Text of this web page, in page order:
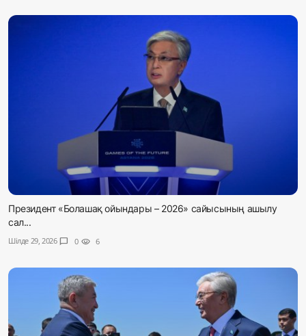
Президент «Болашақ ойындары – 2026» сайысының ашылу
сал...
Шілде 29, 2026 chat_bubble 0 visibility 6